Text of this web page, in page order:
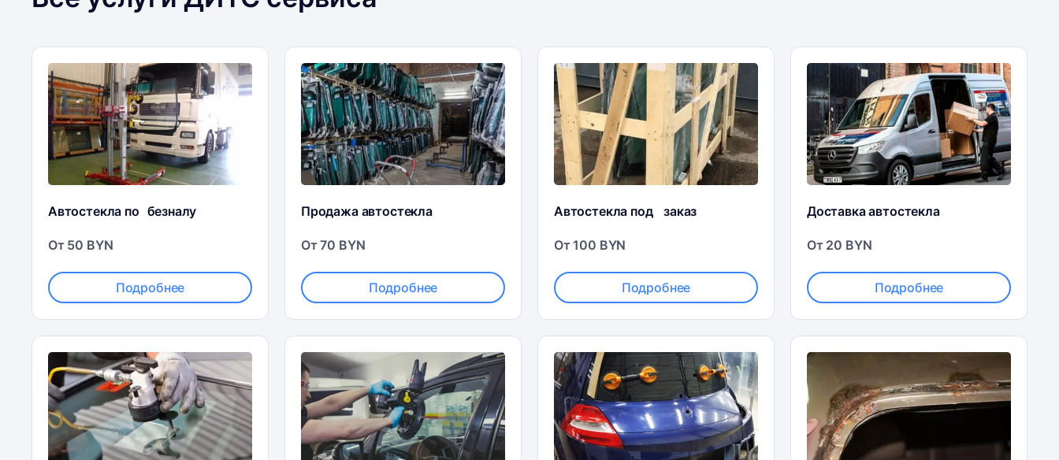
Автостекла по безналу
От 50 BYN
Подробнее
Продажа автостекла
От 70 BYN
Подробнее
Автостекла под заказ
От 100 BYN
Подробнее
Доставка автостекла
От 20 BYN
Подробнее